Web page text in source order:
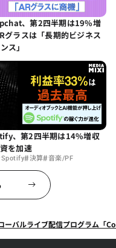
、第2四半期は19%増
グラスは「長期的ビジネス
ス」
、第2四半期は14%増収
を加速
Spotify#決算#音楽/PF
ーバルライブ配信プログラム「